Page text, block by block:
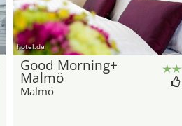
hotel.de
Good Morning+
Malmö
Malmö